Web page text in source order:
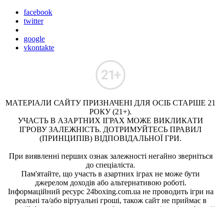
facebook
twitter
google
vkontakte
МАТЕРІАЛИ САЙТУ ПРИЗНАЧЕНІ ДЛЯ ОСІБ СТАРШЕ 21
РОКУ (21+).
УЧАСТЬ В АЗАРТНИХ ІГРАХ МОЖЕ ВИКЛИКАТИ
ІГРОВУ ЗАЛЕЖНІСТЬ. ДОТРИМУЙТЕСЬ ПРАВИЛ
(ПРИНЦИПІВ) ВІДПОВІДАЛЬНОЇ ГРИ.
При виявленні перших ознак залежності негайно зверніться
до спеціаліста.
Пам'ятайте, що участь в азартних іграх не може бути
джерелом доходів або альтернативою роботі.
Інформаційний ресурс 24boxing.com.ua не проводить ігри на
реальні та/або віртуальні гроші, також сайт не приймає в